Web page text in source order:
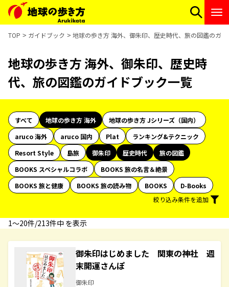
TOP ガイドブック 地球の歩き方 海外、御朱印、歴史時代、旅の図鑑のガ
地球の歩き方 海外、御朱印、歴史時
代、旅の図鑑のガイドブック一覧
すべて 地球の歩き方 海外
地球の歩き方 Jシリーズ（国内）
aruco 海外
aruco 国内 Plat
ランキング&テクニック
Resort Style
島旅 御朱印 歴史時代
旅の図鑑
BOOKS スペシャルコラボ
BOOKS 旅の名言＆絶景
BOOKS 旅と健康
BOOKS 旅の読み物 BOOKS
D-Books
絞り込み条件を追加
1〜20件/213件中 を表示
御朱印はじめました 関東の神社 週
末開運さんぽ
御朱印